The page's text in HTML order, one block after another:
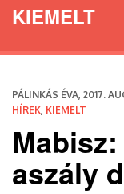
KIEMELT
PÁLINKÁS ÉVA, 2017.
HÍREK KIEMELT
aszály